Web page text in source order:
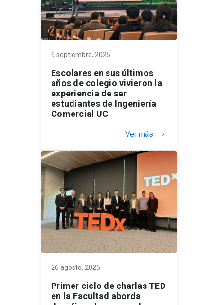
9 septiembre, 2025
Escolares en sus últimos
años de colegio vivieron la
experiencia de ser
estudiantes de Ingeniería
Comercial UC
Ver más keyboard_arrow_right
26 agosto, 2025
Primer ciclo de charlas TED
en la Facultad aborda